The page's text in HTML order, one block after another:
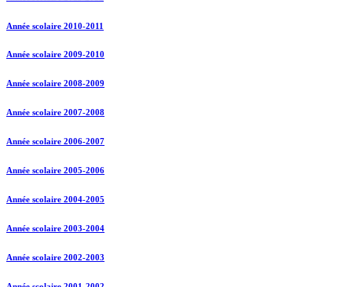
Année scolaire 2010-2011
Année scolaire 2009-2010
Année scolaire 2008-2009
Année scolaire 2007-2008
Année scolaire 2006-2007
Année scolaire 2005-2006
Année scolaire 2004-2005
Année scolaire 2003-2004
Année scolaire 2002-2003